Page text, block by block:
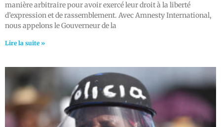
manière arbitraire pour avoir exercé leur droit à la liberté
d’expression et de rassemblement. Avec Amnesty International,
nous appelons le Gouverneur de la
Lire la suite »